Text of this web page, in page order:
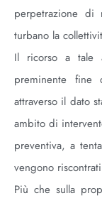
perpetrazione di
turbano la
Il ricorso a tale
preminente
attraverso il dato
ambito di
preventiva, a
vengono
Più che sulla